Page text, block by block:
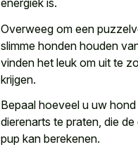
energiek is.
Overweeg om een
slimme honden houden
vinden het leuk om uit te
krijgen.
Bepaal hoeveel u uw
dierenarts te praten, die
pup kan berekenen.